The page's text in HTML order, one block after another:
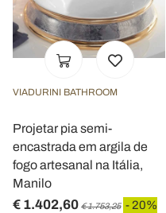
VIADURINI BATHROOM
Projetar pia semi-
encastrada em argila de
fogo artesanal na Itália,
Manilo
€ 1.402,60 € 1.753,25 - 20%